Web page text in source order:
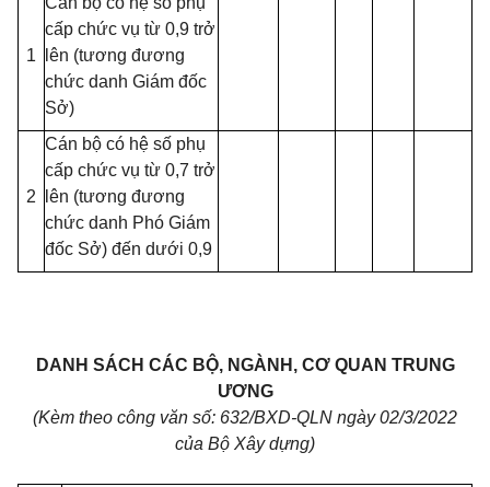
1
cấp chức vụ từ 0,9 trở
lên (tương đương
chức danh Giám đốc
Sở)
2
Cán bộ có hệ số phụ
cấp chức vụ từ 0,7 trở
lên (tương đương
chức danh Phó Giám
đốc Sở) đến dưới 0,9
DANH SÁCH CÁC BỘ, NGÀNH, CƠ QUAN TRUNG
ƯƠNG
(Kèm theo công văn số: 632/BXD-QLN ngày 02/3/2022
của Bộ Xây dựng)